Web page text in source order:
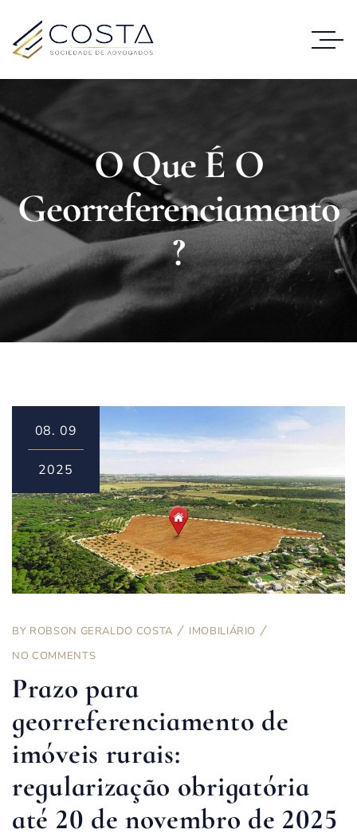
O Que É O
Georreferenciamento
?
08. 09
2025
BY ROBSON GERALDO COSTA
IMOBILIÁRIO
NO COMMENTS
Prazo para
georreferenciamento de
imóveis rurais:
regularização obrigatória
até 20 de novembro de 2025